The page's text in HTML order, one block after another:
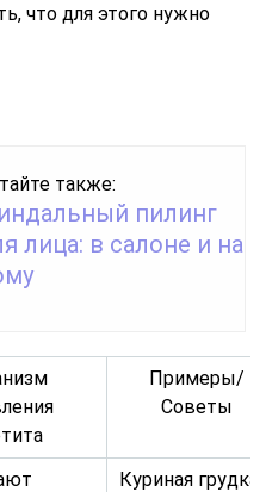
что для этого нужно
также:
пилинг
лица: в салоне и на
Примеры/
Советы
Куриная грудка,